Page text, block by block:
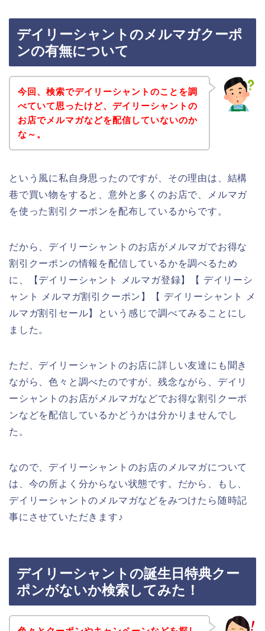
デイリーシャントのメルマガクーポ
ンの有無について
今回、検索でデイリーシャントのことを調
べていて思ったけど、デイリーシャントの
お店でメルマガなどを配信していないのか
な～。
という風に私自身思ったのですが、その理由は、結構
巷で買い物をすると、意外と多くのお店で、メルマガ
を使った割引クーポンを配布しているからです。
だから、デイリーシャントのお店がメルマガでお得な
割引クーポンの情報を配信しているかを調べるため
に、【デイリーシャント メルマガ登録】【 デイリーシ
ャント メルマガ割引クーポン】【 デイリーシャント メ
ルマガ割引セール】という感じで調べてみることにし
ました。
ただ、デイリーシャントのお店に詳しい友達にも聞き
ながら、色々と調べたのですが、残念ながら、デイリ
ーシャントのお店がメルマガなどでお得な割引クーポ
ンなどを配信しているかどうかは分かりませんでし
た。
なので、デイリーシャントのお店のメルマガについて
は、今の所よく分からない状態です。だから、もし、
デイリーシャントのメルマガなどをみつけたら随時記
事にさせていただきます♪
デイリーシャントの誕生日特典クー
ポンがないか検索してみた！